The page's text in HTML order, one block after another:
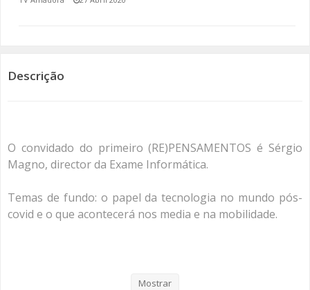
(RE) PENSAMENTOS
HISTÓRIAS DE ABRIL
Descrição
O convidado do primeiro (RE)PENSAMENTOS é Sérgio
Magno, director da Exame Informática.
Temas de fundo: o papel da tecnologia no mundo pós-
covid e o que acontecerá nos media e na mobilidade.
Mostrar